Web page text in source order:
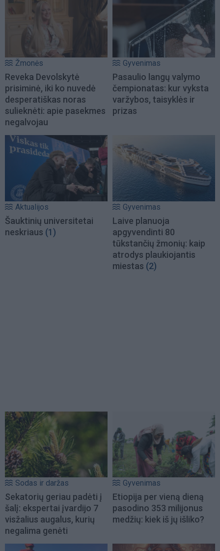
Žmonės
Reveka Devolskytė
prisiminė, iki ko nuvedė
desperatiškas noras
sulieknėti: apie pasekmes
negalvojau
Gyvenimas
Pasaulio langų valymo
čempionatas: kur vyksta
varžybos, taisyklės ir
prizas
Aktualijos
Šauktinių universitetai
neskriaus (1)
Gyvenimas
Laive planuoja
apgyvendinti 80
tūkstančių žmonių: kaip
atrodys plaukiojantis
miestas (2)
Sodas ir daržas
Sekatorių geriau padėti į
šalį: ekspertai įvardijo 7
visžalius augalus, kurių
negalima genėti
Gyvenimas
Etiopija per vieną dieną
pasodino 353 milijonus
medžių: kiek iš jų išliko?